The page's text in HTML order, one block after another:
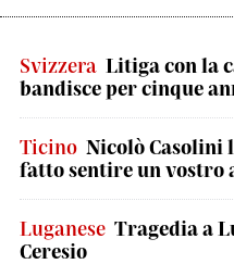
Svizzera Litiga con la
bandisce per cinque
Ticino Nicolò Casolini
fatto sentire un vostro
Luganese Tragedia a
Ceresio